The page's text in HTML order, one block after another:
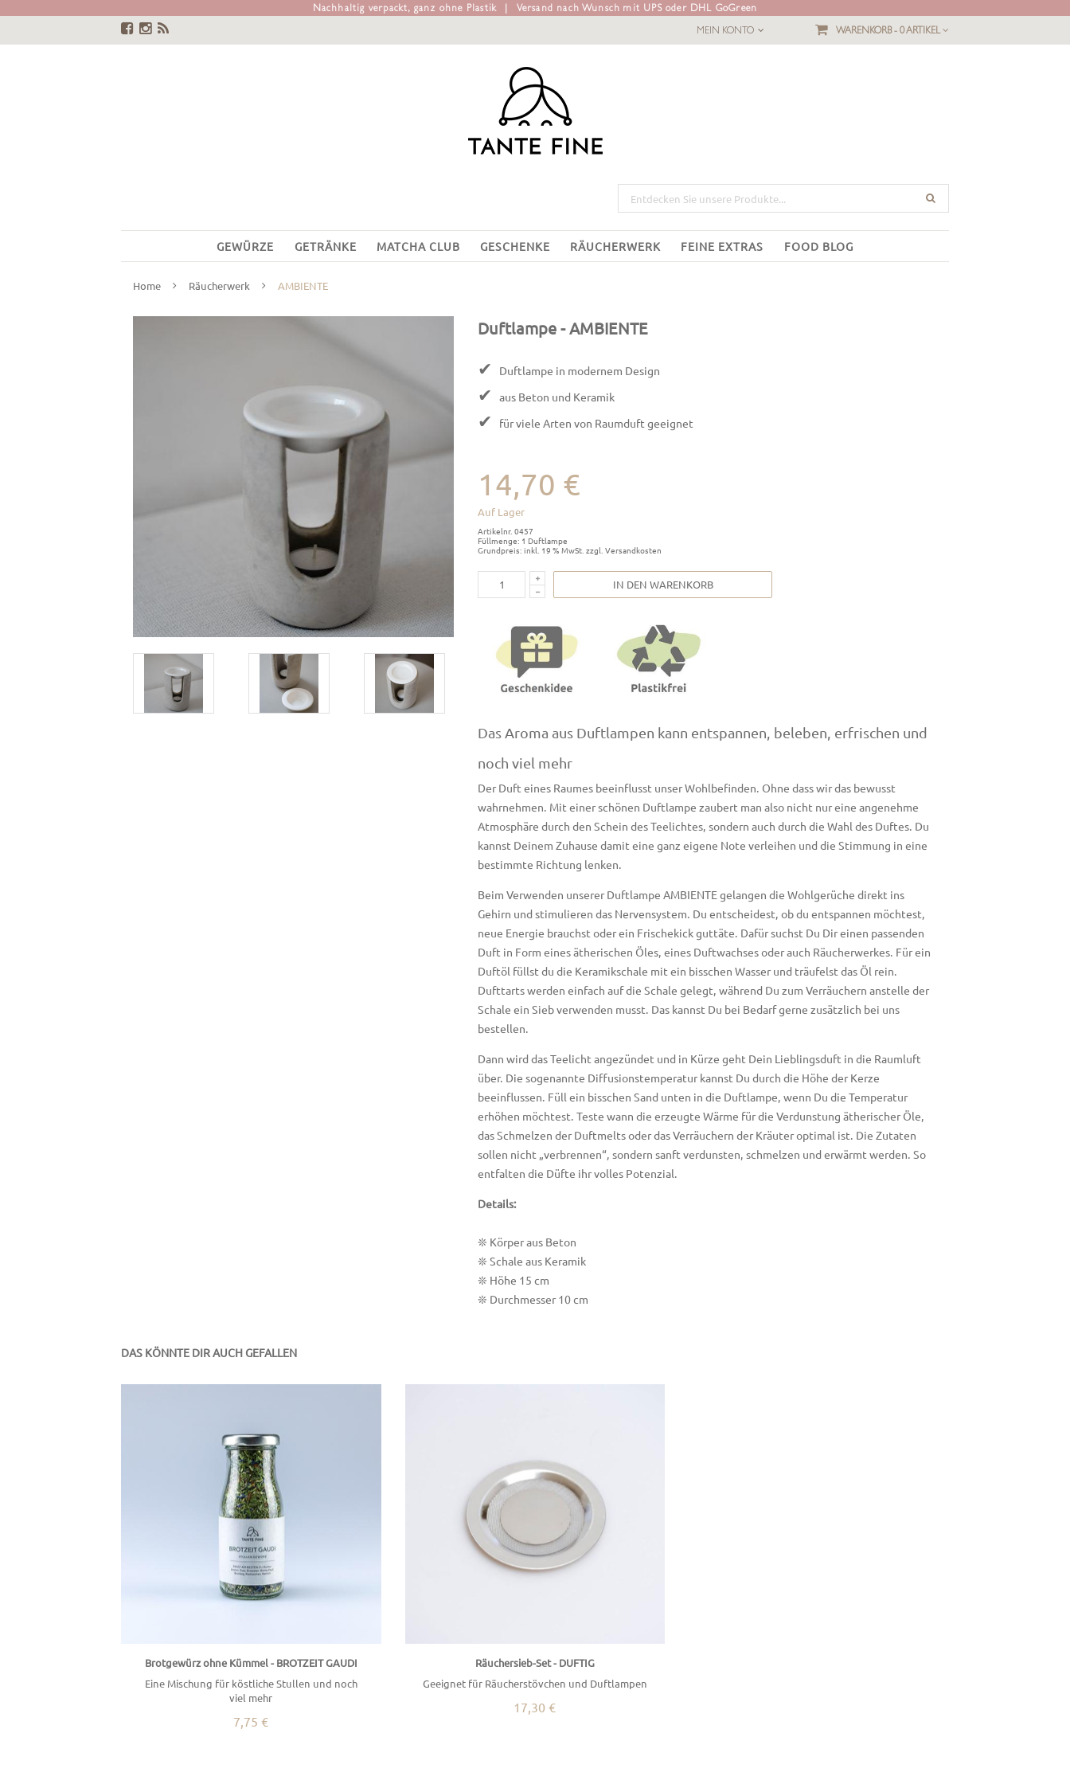
Nachhaltig verpackt, ganz ohne Plastik
Versand nach Wunsch mit UPS oder DHL GoGreen
MEIN KONTO
WARENKORB - 0 ARTIKEL
GEWÜRZE GETRÄNKE MATCHA CLUB GESCHENKE RÄUCHERWERK FEINE EXTRAS FOOD BLOG
Home Räucherwerk AMBIENTE
Duftlampe - AMBIENTE
✔ Duftlampe in modernem Design
✔ aus Beton und Keramik
✔ für viele Arten von Raumduft geeignet
14,70 €
Auf Lager
Artikelnr. 0457
Füllmenge: 1 Duftlampe
Grundpreis: inkl. 19 % MwSt. zzgl. Versandkosten
IN DEN WARENKORB
Das Aroma aus Duftlampen kann entspannen, beleben, erfrischen und
noch viel mehr
Der Duft eines Raumes beeinflusst unser Wohlbefinden. Ohne dass wir das bewusst
wahrnehmen. Mit einer schönen Duftlampe zaubert man also nicht nur eine angenehme
Atmosphäre durch den Schein des Teelichtes, sondern auch durch die Wahl des Duftes. Du
kannst Deinem Zuhause damit eine ganz eigene Note verleihen und die Stimmung in eine
bestimmte Richtung lenken.
Beim Verwenden unserer Duftlampe AMBIENTE gelangen die Wohlgerüche direkt ins
Gehirn und stimulieren das Nervensystem. Du entscheidest, ob du entspannen möchtest,
neue Energie brauchst oder ein Frischekick guttäte. Dafür suchst Du Dir einen passenden
Duft in Form eines ätherischen Öles, eines Duftwachses oder auch Räucherwerkes. Für ein
Duftöl füllst du die Keramikschale mit ein bisschen Wasser und träufelst das Öl rein.
Dufttarts werden einfach auf die Schale gelegt, während Du zum Verräuchern anstelle der
Schale ein Sieb verwenden musst. Das kannst Du bei Bedarf gerne zusätzlich bei uns
bestellen.
Dann wird das Teelicht angezündet und in Kürze geht Dein Lieblingsduft in die Raumluft
über. Die sogenannte Diffusionstemperatur kannst Du durch die Höhe der Kerze
beeinflussen. Füll ein bisschen Sand unten in die Duftlampe, wenn Du die Temperatur
erhöhen möchtest. Teste wann die erzeugte Wärme für die Verdunstung ätherischer Öle,
das Schmelzen der Duftmelts oder das Verräuchern der Kräuter optimal ist. Die Zutaten
sollen nicht „verbrennen“, sondern sanft verdunsten, schmelzen und erwärmt werden. So
entfalten die Düfte ihr volles Potenzial.
Details:
❊ Körper aus Beton
❊ Schale aus Keramik
❊ Höhe 15 cm
❊ Durchmesser 10 cm
DAS KÖNNTE DIR AUCH GEFALLEN
Brotgewürz ohne Kümmel - BROTZEIT GAUDI
Eine Mischung für köstliche Stullen und noch
viel mehr
7,75 €
Räuchersieb-Set - DUFTIG
Geeignet für Räucherstövchen und Duftlampen
17,30 €